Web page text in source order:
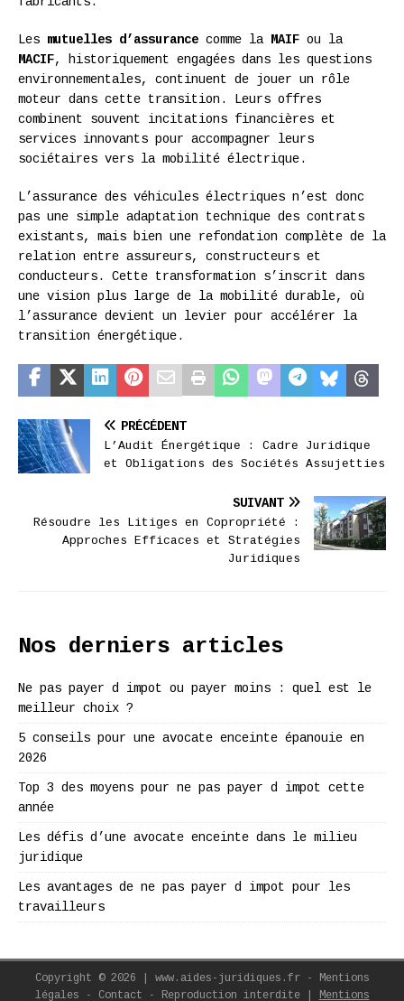
Les mutuelles d’assurance comme la MAIF ou la
MACIF, historiquement engagées dans les questions
environnementales, continuent de jouer un rôle
moteur dans cette transition. Leurs offres
combinent souvent incitations financières et
services innovants pour accompagner leurs
sociétaires vers la mobilité électrique.
L’assurance des véhicules électriques n’est donc
pas une simple adaptation technique des contrats
existants, mais bien une refondation complète de la
relation entre assureurs, constructeurs et
conducteurs. Cette transformation s’inscrit dans
une vision plus large de la mobilité durable, où
l’assurance devient un levier pour accélérer la
transition énergétique.
PRÉCÉDENT
L’Audit Énergétique : Cadre Juridique
et Obligations des Sociétés Assujetties
SUIVANT
Résoudre les Litiges en Copropriété :
Approches Efficaces et Stratégies
Juridiques
Nos derniers articles
Ne pas payer d impot ou payer moins : quel est le
meilleur choix ?
5 conseils pour une avocate enceinte épanouie en
2026
Top 3 des moyens pour ne pas payer d impot cette
année
Les défis d’une avocate enceinte dans le milieu
juridique
Les avantages de ne pas payer d impot pour les
travailleurs
Copyright © 2026 | www.aides-juridiques.fr - Mentions
légales - Contact - Reproduction interdite
Mentions